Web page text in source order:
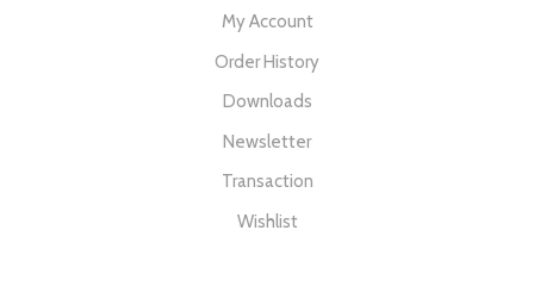
My Account
Order History
Downloads
Newsletter
Transaction
Wishlist